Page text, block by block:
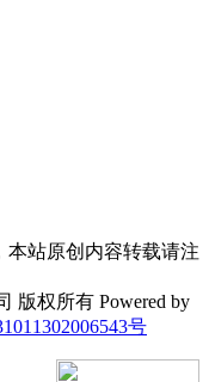
站原创内容转载请注
版权所有 Powered by
号